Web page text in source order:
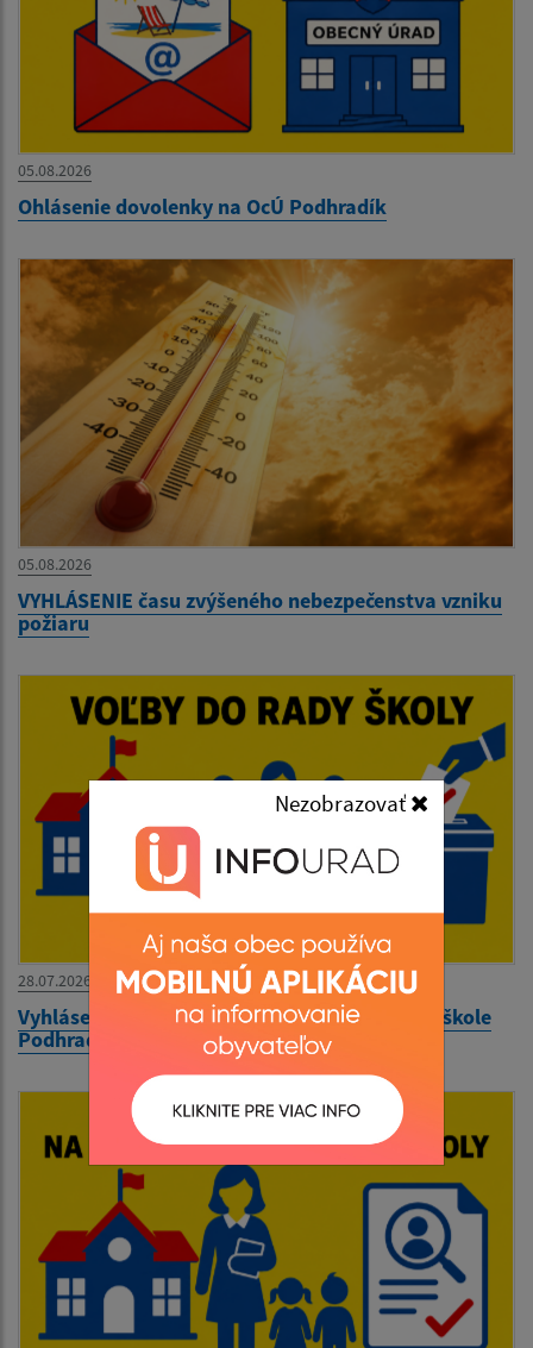
Nezobrazovať
05.08.2026
Ohlásenie dovolenky na OcÚ Podhradík
05.08.2026
VYHLÁSENIE času zvýšeného nebezpečenstva vzniku
požiaru
28.07.2026
Vyhlásenie volieb do rady školy pri Materskej škole
Podhradík